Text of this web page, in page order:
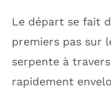
Le départ se fait
premiers pas sur
serpente à
rapidement